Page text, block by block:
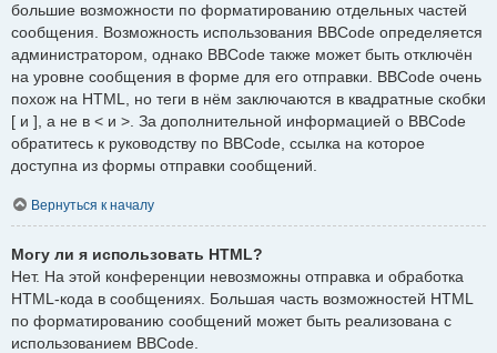
большие возможности по форматированию отдельных частей
сообщения. Возможность использования BBCode определяется
администратором, однако BBCode также может быть отключён
на уровне сообщения в форме для его отправки. BBCode очень
похож на HTML, но теги в нём заключаются в квадратные скобки
[ и ], а не в < и >. За дополнительной информацией о BBCode
обратитесь к руководству по BBCode, ссылка на которое
доступна из формы отправки сообщений.
Вернуться к началу
Могу ли я использовать HTML?
Нет. На этой конференции невозможны отправка и обработка
HTML-кода в сообщениях. Большая часть возможностей HTML
по форматированию сообщений может быть реализована с
использованием BBCode.